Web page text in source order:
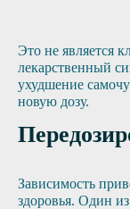
Это не является
лекарственный
ухудшение
новую дозу.
Зависимость
здоровья. Один